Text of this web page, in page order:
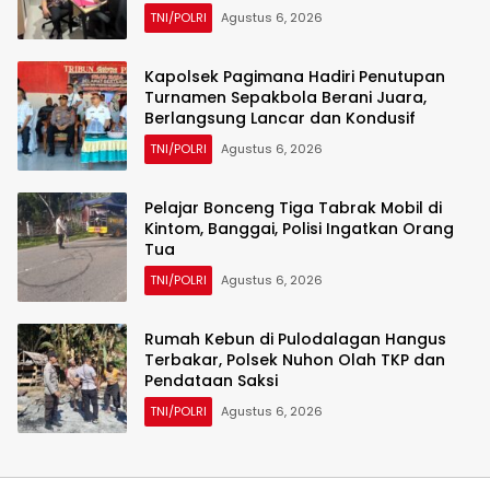
TNI/POLRI Agustus 6, 2026
Kapolsek Pagimana Hadiri Penutupan
Turnamen Sepakbola Berani Juara,
Berlangsung Lancar dan Kondusif
TNI/POLRI Agustus 6, 2026
Pelajar Bonceng Tiga Tabrak Mobil di
Kintom, Banggai, Polisi Ingatkan Orang
Tua
TNI/POLRI Agustus 6, 2026
Rumah Kebun di Pulodalagan Hangus
Terbakar, Polsek Nuhon Olah TKP dan
Pendataan Saksi
TNI/POLRI Agustus 6, 2026